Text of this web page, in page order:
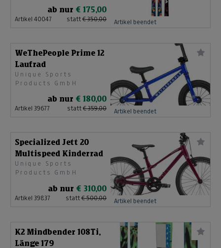
ab nur € 175,00
Artikel 40047 statt € 350,00 Artikel beendet
WeThePeople Prime 12
Laufrad
Unique Sports
Products GmbH
ab nur € 180,00
Artikel 39677 statt € 359,00 Artikel beendet
Specialized Jett 20
Multispeed Kinderrad
Unique Sports
Products GmbH
ab nur € 310,00
Artikel 39837 statt € 500,00 Artikel beendet
K2 Mindbender 108Ti,
Länge 179